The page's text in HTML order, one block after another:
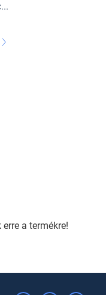
a termékre!